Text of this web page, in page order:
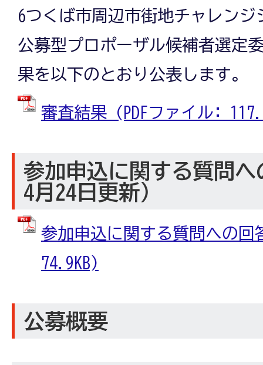
6つくば市周辺市街地チャレン
公募型プロポーザル候補者選定
果を以下のとおり公表します。
審査結果 (PDFファイル:
参加申込に関する質問へ
4月24日更新）
参加申込に関する質問への回
74.9KB)
公募概要